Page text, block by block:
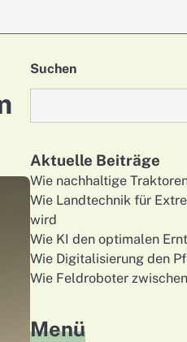
Suchen
Aktuelle Beiträge
Wie nachhaltige
Wie Landtechnik für
wird
Wie KI den optimalen
Wie Digitalisierung den
Wie Feldroboter
Menü